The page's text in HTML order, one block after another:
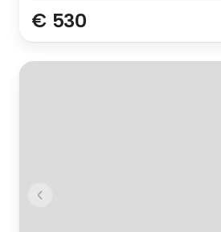
€ 530